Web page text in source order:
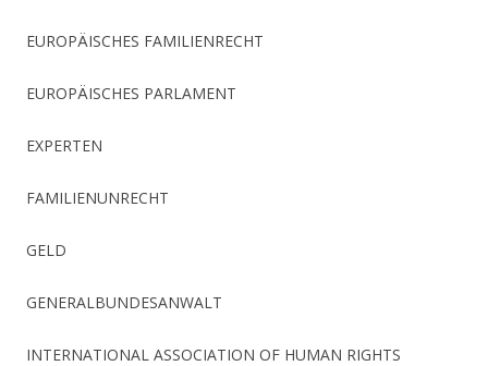
EUROPÄISCHES FAMILIENRECHT
EUROPÄISCHES PARLAMENT
EXPERTEN
FAMILIENUNRECHT
GELD
GENERALBUNDESANWALT
INTERNATIONAL ASSOCIATION OF HUMAN RIGHTS